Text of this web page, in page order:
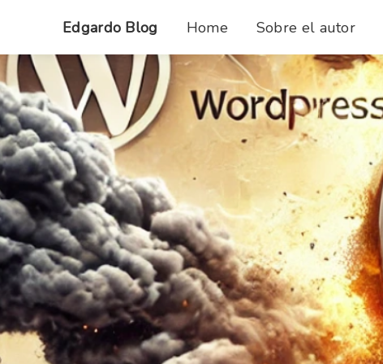
Edgardo Blog Home Sobre el autor